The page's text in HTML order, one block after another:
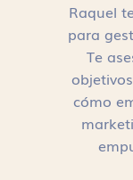
Raquel
para
Te
cómo